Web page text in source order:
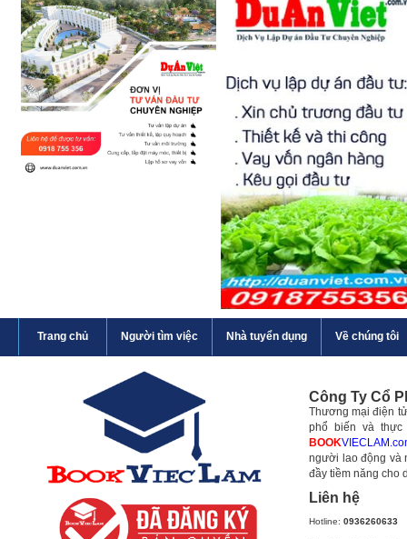
Trang chủ Người tìm việc Nhà tuyển dụng Về chúng tôi
Công Ty Cổ
Thương mại điện
phổ biến và
BOOK
người lao động và
đầy tiềm năng cho
Liên hệ
Hotline: 0936260633